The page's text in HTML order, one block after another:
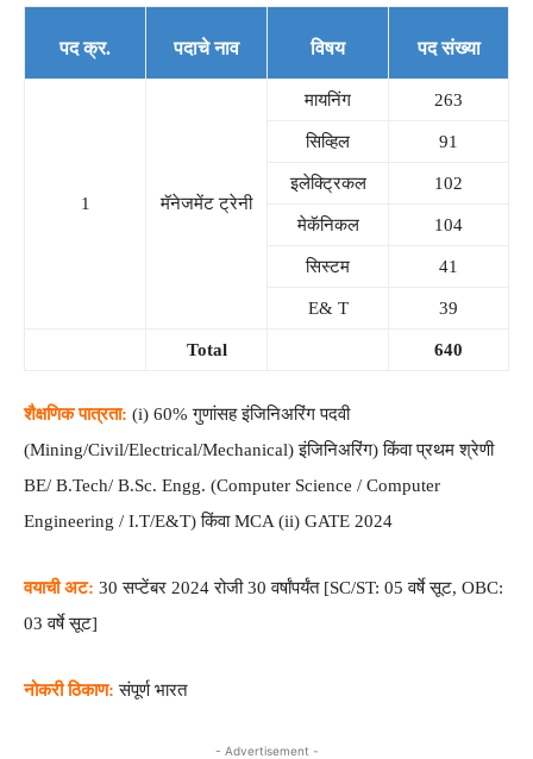
पद क्र. पदाचे नाव विषय पद संख्या
1 मॅनेजमेंट ट्रेनी
मायनिंग 263
सिव्हिल 91
इलेक्ट्रिकल 102
मेकॅनिकल 104
सिस्टम 41
E& T 39
Total 640
शैक्षणिक पात्रता: (i) 60% गुणांसह इंजिनिअरिंग पदवी
(Mining/Civil/Electrical/Mechanical) इंजिनिअरिंग) किंवा प्रथम श्रेणी
BE/ B.Tech/ B.Sc. Engg. (Computer Science / Computer
Engineering / I.T/E&T) किंवा MCA (ii) GATE 2024
वयाची अट: 30 सप्टेंबर 2024 रोजी 30 वर्षांपर्यंत [SC/ST: 05 वर्षे सूट, OBC:
03 वर्षे सूट]
नोकरी ठिकाण: संपूर्ण भारत
- Advertisement -